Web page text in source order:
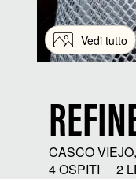
Vedi tutto
CASCO
4 OSPITI
2